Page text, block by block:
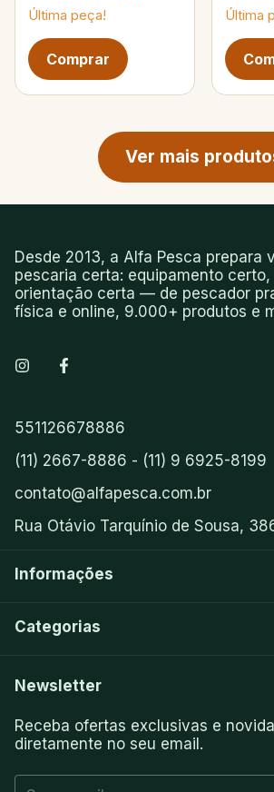
Última peça!
Última
Ver mais
Desde 2013, a Alfa Pesca prepara
pescaria certa: equipamento
orientação certa — de pescador
física e online, 9.000+ produtos e
551126678886
(11) 2667-8886 - (11) 9 6925-8199
contato@alfapesca.com.br
Rua Otávio Tarquínio de Sousa,
Informações
Categorias
Newsletter
Receba ofertas exclusivas e
diretamente no seu email.